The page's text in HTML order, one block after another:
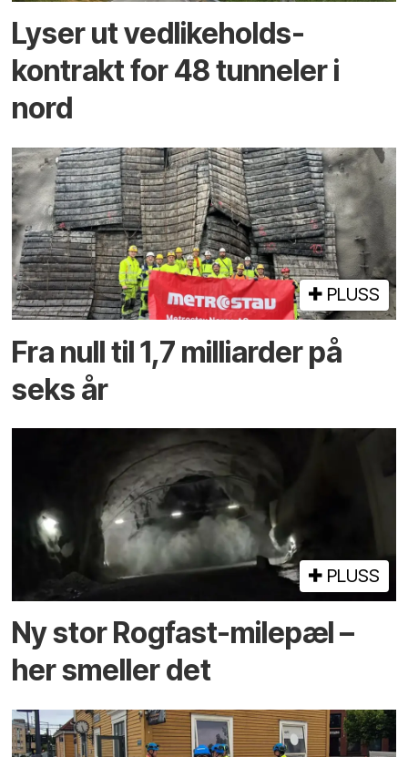
Lyser ut vedlikeholds­
kontrakt for 48 tunneler i
nord
PLUSS
Fra null til 1,7 milliarder på
seks år
PLUSS
Ny stor Rogfast-milepæl –
her smeller det